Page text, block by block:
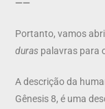
——
Portanto, vamos
duras palavras para
A descrição da
Gênesis 8, é uma